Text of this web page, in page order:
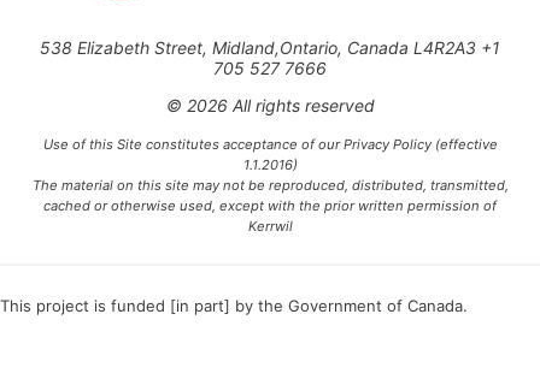
538 Elizabeth Street, Midland,Ontario, Canada L4R2A3 +1
705 527 7666
© 2026 All rights reserved
Use of this Site constitutes acceptance of our Privacy Policy (effective
1.1.2016)
The material on this site may not be reproduced, distributed, transmitted,
cached or otherwise used, except with the prior written permission of
Kerrwil
This project is funded [in part] by the Government of Canada.